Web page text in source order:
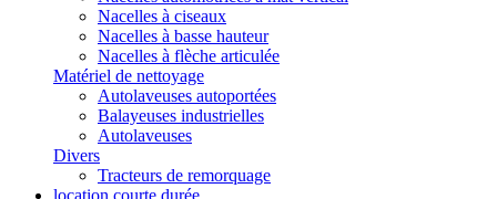
Nacelles à ciseaux
Nacelles à basse hauteur
Nacelles à flèche articulée
Matériel de nettoyage
Autolaveuses autoportées
Balayeuses industrielles
Autolaveuses
Divers
Tracteurs de remorquage
location courte durée